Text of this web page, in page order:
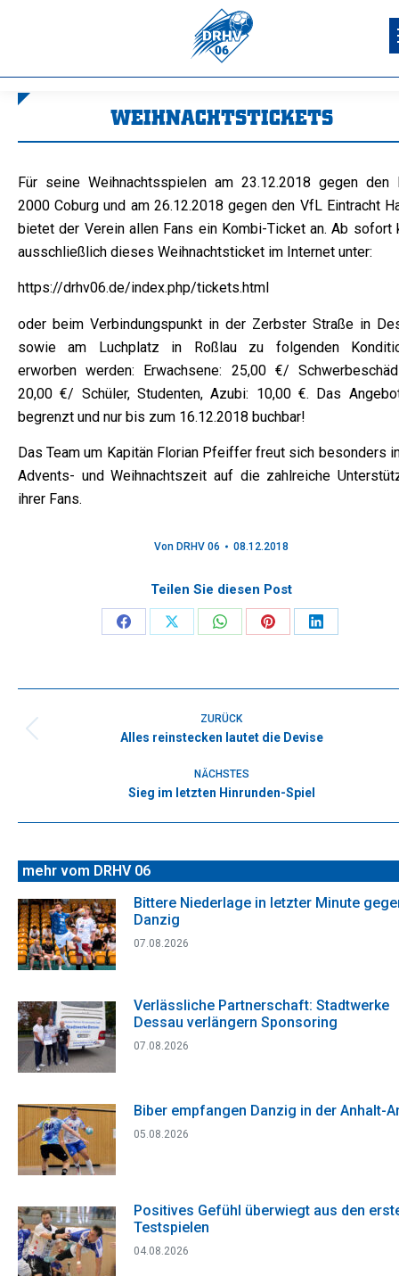
WEIHNACHTSTICKETS
Für seine Weihnachtsspielen am 23.12.2018 gegen den
2000 Coburg und am 26.12.2018 gegen den VfL Eintracht
bietet der Verein allen Fans ein Kombi-Ticket an. Ab sofort
ausschließlich dieses Weihnachtsticket im Internet unter:
https://drhv06.de/index.php/tickets.html
oder beim Verbindungspunkt in der Zerbster Straße in
sowie am Luchplatz in Roßlau zu folgenden
erworben werden: Erwachsene: 25,00 €/
20,00 €/ Schüler, Studenten, Azubi: 10,00 €. Das
begrenzt und nur bis zum 16.12.2018 buchbar!
Das Team um Kapitän Florian Pfeiffer freut sich besonders
Advents- und Weihnachtszeit auf die zahlreiche
ihrer Fans.
Von DRHV 06 08.12.2018
Teilen Sie diesen Post
Share
Facebook
Share
X
Share
WhatsApp
Share
Pinterest
Share
LinkedIn
ZURÜCK
Vorheriger
Alles reinstecken lautet die Devise
NÄCHSTES
Nächster
Sieg im letzten Hinrunden-Spiel
mehr vom DRHV 06
Bittere Niederlage in letzter Minute
Danzig
07.08.2026
Verlässliche Partnerschaft: Stadtwerke
Dessau verlängern Sponsoring
07.08.2026
Biber empfangen Danzig in der Anhalt-
05.08.2026
Positives Gefühl überwiegt aus den
Testspielen
04.08.2026